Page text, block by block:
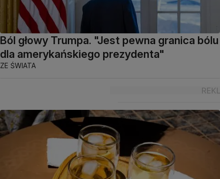
Ból głowy Trumpa. "Jest pewna granica bólu
dla amerykańskiego prezydenta"
ZE ŚWIATA